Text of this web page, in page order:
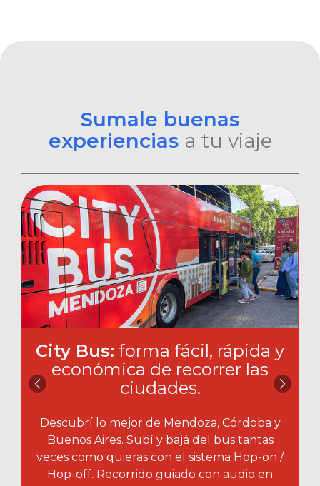
Sumale buenas
experiencias a tu viaje
City Bus: forma fácil, rápida y
económica de recorrer las
ciudades.​
Descubrí lo mejor de Mendoza, Córdoba y
Buenos Aires. Subí y bajá del bus tantas
veces como quieras con el sistema Hop-on /
Hop-off. Recorrido guiado con audio en